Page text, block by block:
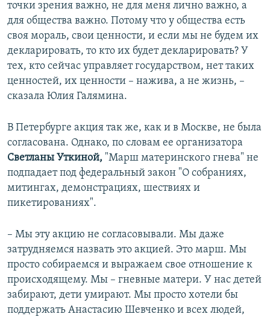
точки зрения важно, не для меня лично важно, а
для общества важно. Потому что у общества есть
своя мораль, свои ценности, и если мы не будем их
декларировать, то кто их будет декларировать? У
тех, кто сейчас управляет государством, нет таких
ценностей, их ценности – нажива, а не жизнь, –
сказала Юлия Галямина.​
В Петербурге акция так же, как и в Москве, не была
согласована. Однако, по словам ее организатора
Светланы Уткиной, "Марш материнского гнева" не
подпадает под федеральный закон "О собраниях,
митингах, демонстрациях, шествиях и
пикетированиях".
– Мы эту акцию не согласовывали. Мы даже
затрудняемся назвать это акцией. Это марш. Мы
просто собираемся и выражаем свое отношение к
происходящему. Мы – гневные матери. У нас детей
забирают, дети умирают. Мы просто хотели бы
поддержать Анастасию Шевченко и всех людей,